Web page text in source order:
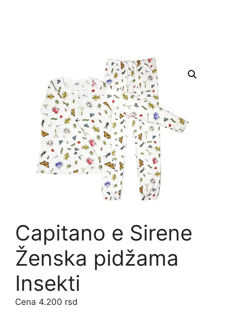
Capitano e Sirene
Ženska pidžama
Insekti
4.200 rsd